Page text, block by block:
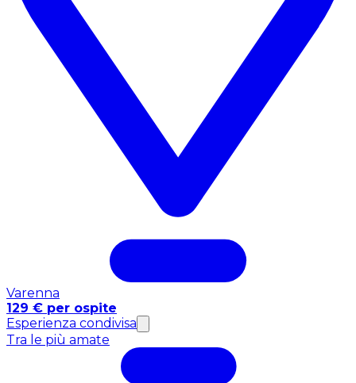
Varenna
129 € per ospite
Esperienza condivisa
Tra le più amate